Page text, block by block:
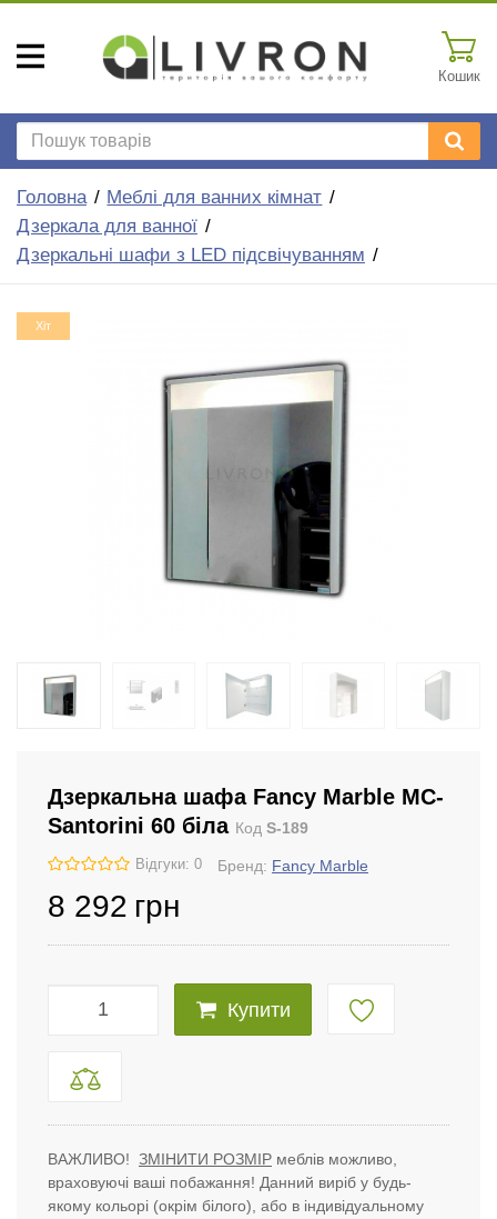
Кошик
Головна
Меблі для ванних кімнат
Дзеркала для ванної
Дзеркальні шафи з LED підсвічуванням
Хіт
Дзеркальна шафа Fancy Marble MC-
Santorini 60 біла Код S-189
Відгуки: 0 Бренд: Fancy Marble
8 292 грн
Купити
ВАЖЛИВО! ЗМІНИТИ РОЗМІР меблів можливо,
враховуючі ваші побажання! Данний виріб у будь-
якому кольорі (окрім білого), або в індивідуальному